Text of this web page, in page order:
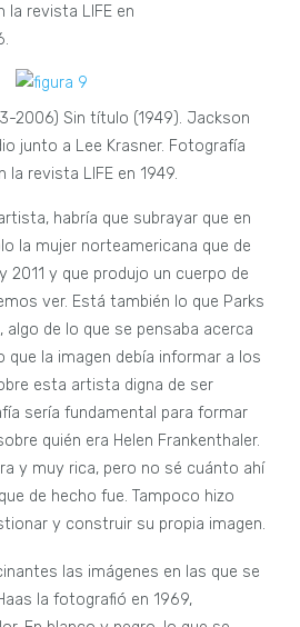
la revista LIFE en
2006) Sin título (1949). Jackson
junto a Lee Krasner. Fotografía
la revista LIFE en 1949.
habría que subrayar que en
la mujer norteamericana que de
2011 y que produjo un cuerpo de
ver. Está también lo que Parks
algo de lo que se pensaba acerca
que la imagen debía informar a los
esta artista digna de ser
sería fundamental para formar
quién era Helen Frankenthaler.
y muy rica, pero no sé cuánto ahí
de hecho fue. Tampoco hizo
y construir su propia imagen.
las imágenes en las que se
la fotografió en 1969,